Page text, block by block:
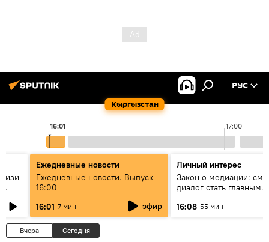
Кыргызстан
РУС
17:00
16:01
изи
Ежедневные новости
Ежедневные новости. Выпуск
16:00
16:01 7 мин эфир
Личный интерес
Закон о медиации:
диалог стать главным
Кыргызстане?
16:08 55 мин
Вчера Сегодня